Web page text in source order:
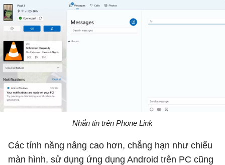
Nhắn tin trên Phone Link
Các tính năng nâng cao hơn, chẳng hạn như chiếu
màn hình, sử dụng ứng dụng Android trên PC cũng